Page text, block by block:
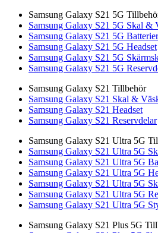
Samsung Galaxy S21 5G
Samsung Galaxy S21 5G Skal &
Samsung Galaxy S21 5G Batterier
Samsung Galaxy S21 5G Headset
Samsung Galaxy S21 5G
Samsung Galaxy S21 5G
Samsung Galaxy S21 Tillbehör
Samsung Galaxy S21 Skal &
Samsung Galaxy S21 Headset
Samsung Galaxy S21 Reservdelar
Samsung Galaxy S21 Ultra 5G
Samsung Galaxy S21 Ultra 5G
Samsung Galaxy S21 Ultra 5G
Samsung Galaxy S21 Ultra 5G
Samsung Galaxy S21 Ultra 5G
Samsung Galaxy S21 Ultra 5G
Samsung Galaxy S21 Ultra 5G
Samsung Galaxy S21 Plus 5G